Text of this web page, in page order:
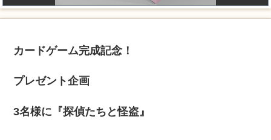
カードゲーム完成記念！
プレゼント企画
3名様に『探偵たちと怪盗』